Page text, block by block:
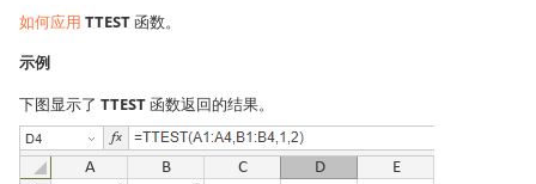
如何应用 TTEST函数。
示例
下图显示了 TTEST函数返回的结果。